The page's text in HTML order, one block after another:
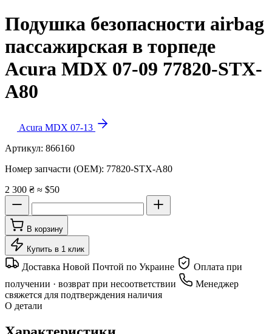
Подушка безопасности airbag
пассажирская в торпеде
Acura MDX 07-09 77820-STX-
A80
Acura MDX 07-13
Артикул: 866160
Номер запчасти (OEM): 77820-STX-A80
2 300 ₴ ≈ $50
В корзину
Купить в 1 клик
Доставка Новой Почтой по Украине
Оплата при
получении · возврат при несоответствии
Менеджер
свяжется для подтверждения наличия
О детали